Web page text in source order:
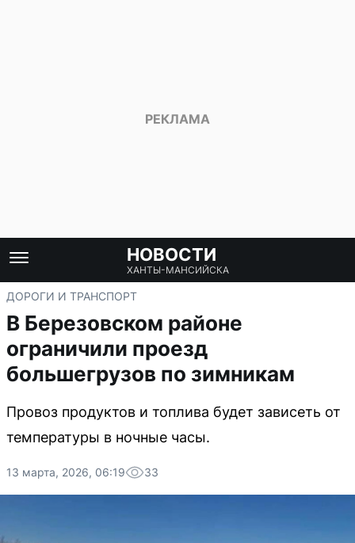
НОВОСТИ
ХАНТЫ-МАНСИЙСКА
ДОРОГИ И ТРАНСПОРТ
В Березовском районе
ограничили проезд
большегрузов по зимникам
Провоз продуктов и топлива будет зависеть от
температуры в ночные часы.
13 марта, 2026, 06:19 33